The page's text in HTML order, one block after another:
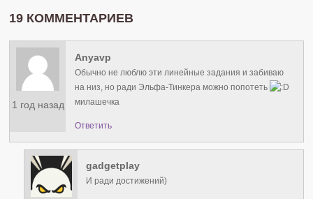
19 КОММЕНТАРИЕВ
1 год назад
Anyavp
Обычно не люблю эти линейные задания и забиваю
на низ, но ради Эльфа-Тинкера можно попотеть
милашечка
Ответить
gadgetplay
И ради достижений)